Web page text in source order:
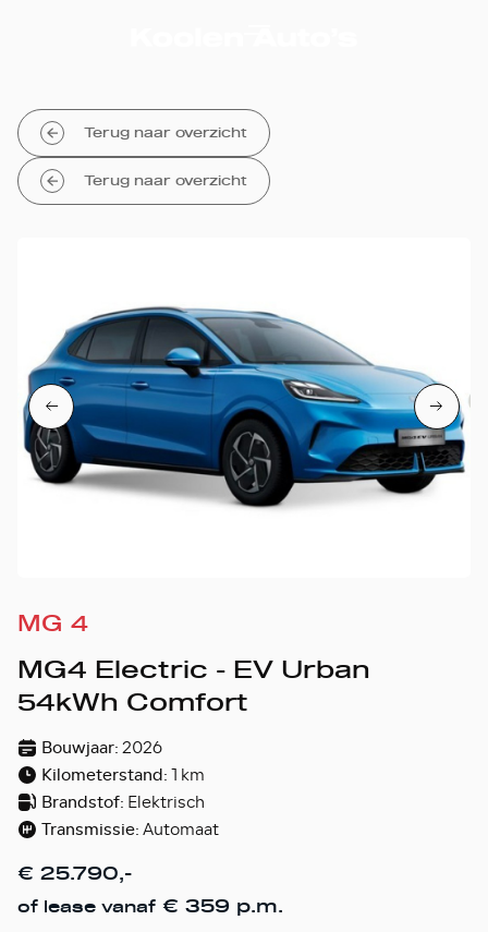
Terug naar overzicht
Terug naar overzicht
MG 4
MG4 Electric - EV Urban
54kWh Comfort
Bouwjaar:2026
Kilometerstand:1 km
Brandstof: Elektrisch
Transmissie:Automaat
€ 25.790,-
of lease vanaf € 359 p.m.